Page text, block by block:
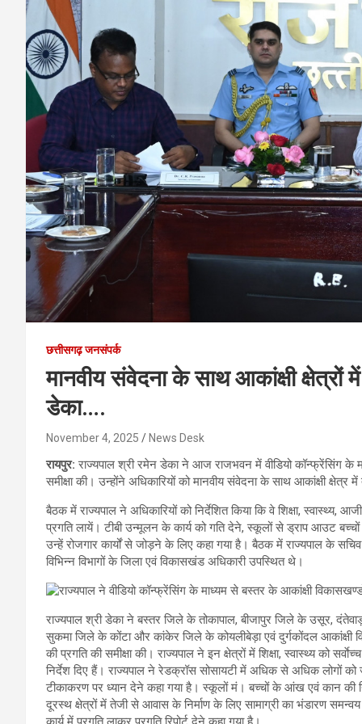
छत्तीसगढ़ जनसंपर्क
मानवीय संवेदना के साथ आकांक्षी क्षेत्रों
डेका….
November 4, 2025 News Desk
रायपुर:राज्यपाल श्री रमेन डेका ने आज राजभवन में वीडियो कॉन्फ्रेंसिंग के
समीक्षा की। उन्होंने अधिकारियों को मानवीय संवेदना के साथ आकांक्षी क्षेत्र
बैठक में राज्यपाल ने अधिकारियों को निर्देशित किया कि वे शिक्षा,
प्रगति लायें। टीबी उन्मूलन के कार्य को गति देने, स्कूलों से ड्राप आउट
उन्हें रोजगार कार्यों से जोड़ने के लिए कहा गया है। बैठक में राज्यपाल के
विभिन्न विभागों के जिला एवं विकासखंड अधिकारी उपस्थित थे।
राज्यपाल श्री डेका ने बस्तर जिले के तोकापाल, बीजापुर जिले के उसूर,
सुकमा जिले के कोंटा और कांकेर जिले के कोयलीबेड़ा एवं दुर्गकोंदल आकांक्षी
की प्रगति की समीक्षा की। राज्यपाल ने इन क्षेत्रों में शिक्षा, स्वास्थ्य को
निर्देश दिए हैं। राज्यपाल ने रेडक्रॉस सोसायटी में अधिक से अधिक लोगों
टीकाकरण पर ध्यान देने कहा गया है। स्कूलों मं। बच्चों के आंख एवं कान की
दूरस्थ क्षेत्रों में तेजी से आवास के निर्माण के लिए सामाग्री का भंडारण